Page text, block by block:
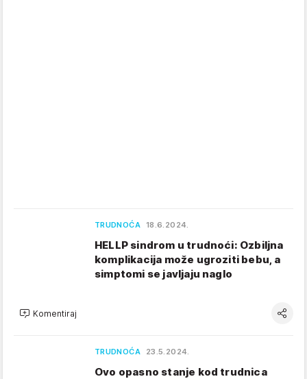
TRUDNOĆA 18.6.2024.
HELLP sindrom u trudnoći: Ozbiljna
komplikacija može ugroziti bebu, a
simptomi se javljaju naglo
Komentiraj
TRUDNOĆA 23.5.2024.
Ovo opasno stanje kod trudnica